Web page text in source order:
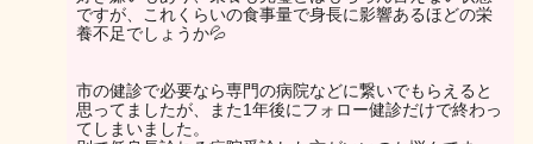
ですが、これくらいの食事量で身長に影響あるほどの栄
養不足でしょうか💦
市の健診で必要なら専門の病院などに繋いでもらえると
思ってましたが、また1年後にフォロー健診だけで終わっ
てしまいました。